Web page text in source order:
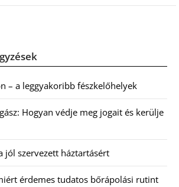
– a leggyakoribb fészkelőhelyek
Hogyan védje meg jogait és kerülje
jól szervezett háztartásért
érdemes tudatos bőrápolási rutint